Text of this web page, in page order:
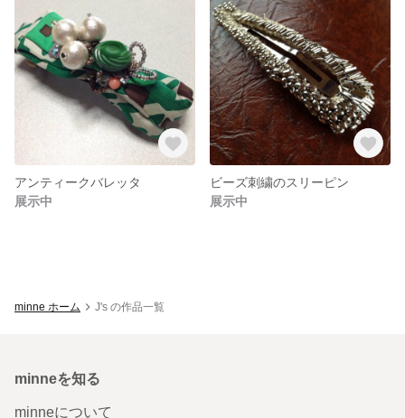
アンティークバレッタ
展示中
ビーズ刺繍のスリーピン
展示中
minne ホーム J's の作品一覧
minneを知る
minneについて